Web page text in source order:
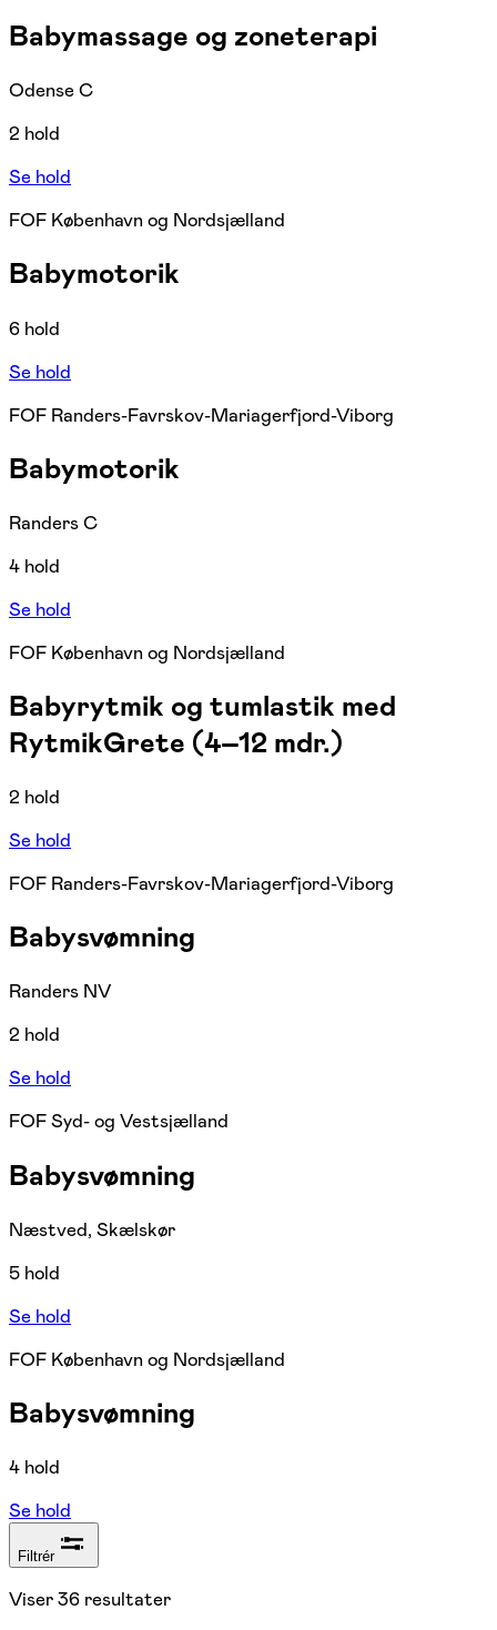
Babymassage og zoneterapi
Odense C
2 hold
Se hold
FOF København og Nordsjælland
Babymotorik
6 hold
Se hold
FOF Randers-Favrskov-Mariagerfjord-Viborg
Babymotorik
Randers C
4 hold
Se hold
FOF København og Nordsjælland
Babyrytmik og tumlastik med
RytmikGrete (4–12 mdr.)
2 hold
Se hold
FOF Randers-Favrskov-Mariagerfjord-Viborg
Babysvømning
Randers NV
2 hold
Se hold
FOF Syd- og Vestsjælland
Babysvømning
Næstved, Skælskør
5 hold
Se hold
FOF København og Nordsjælland
Babysvømning
4 hold
Se hold
Filtrér
Viser36 resultater